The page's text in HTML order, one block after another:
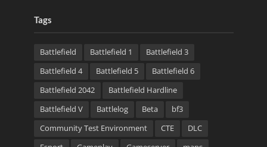
Tags
Battlefield Battlefield 1
Battlefield 3
Battlefield 4
Battlefield 5
Battlefield 6
Battlefield 2042
Battlefield Hardline
Battlefield V
Battlelog Beta
bf3
Community Test Environment
CTE
DLC